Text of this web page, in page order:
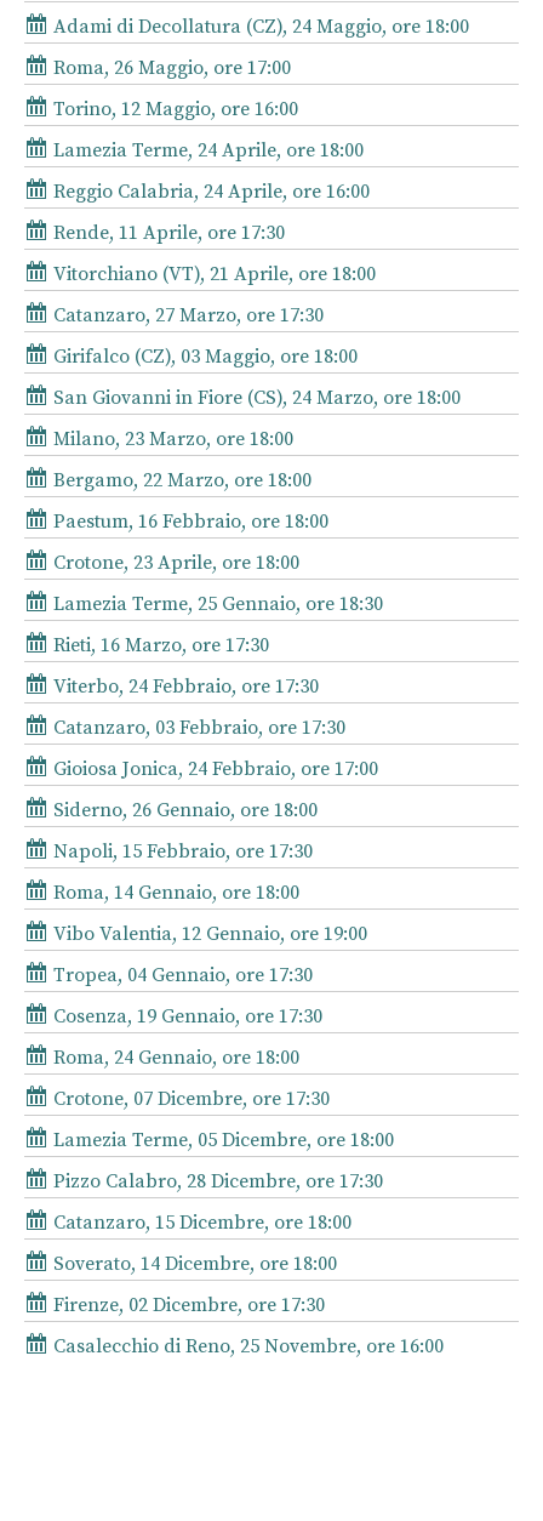
Adami di Decollatura (CZ), 24 Maggio, ore 18:00
Roma, 26 Maggio, ore 17:00
Torino, 12 Maggio, ore 16:00
Lamezia Terme, 24 Aprile, ore 18:00
Reggio Calabria, 24 Aprile, ore 16:00
Rende, 11 Aprile, ore 17:30
Vitorchiano (VT), 21 Aprile, ore 18:00
Catanzaro, 27 Marzo, ore 17:30
Girifalco (CZ), 03 Maggio, ore 18:00
San Giovanni in Fiore (CS), 24 Marzo, ore 18:00
Milano, 23 Marzo, ore 18:00
Bergamo, 22 Marzo, ore 18:00
Paestum, 16 Febbraio, ore 18:00
Crotone, 23 Aprile, ore 18:00
Lamezia Terme, 25 Gennaio, ore 18:30
Rieti, 16 Marzo, ore 17:30
Viterbo, 24 Febbraio, ore 17:30
Catanzaro, 03 Febbraio, ore 17:30
Gioiosa Jonica, 24 Febbraio, ore 17:00
Siderno, 26 Gennaio, ore 18:00
Napoli, 15 Febbraio, ore 17:30
Roma, 14 Gennaio, ore 18:00
Vibo Valentia, 12 Gennaio, ore 19:00
Tropea, 04 Gennaio, ore 17:30
Cosenza, 19 Gennaio, ore 17:30
Roma, 24 Gennaio, ore 18:00
Crotone, 07 Dicembre, ore 17:30
Lamezia Terme, 05 Dicembre, ore 18:00
Pizzo Calabro, 28 Dicembre, ore 17:30
Catanzaro, 15 Dicembre, ore 18:00
Soverato, 14 Dicembre, ore 18:00
Firenze, 02 Dicembre, ore 17:30
Casalecchio di Reno, 25 Novembre, ore 16:00